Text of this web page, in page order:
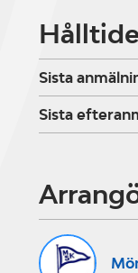
Sista
Sista